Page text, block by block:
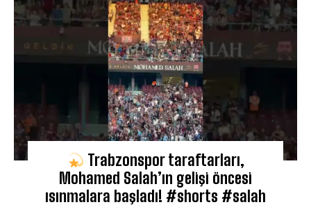
Trabzonspor taraftarları,
Mohamed Salah’ın gelişi öncesi
ısınmalara başladı! #shorts #salah